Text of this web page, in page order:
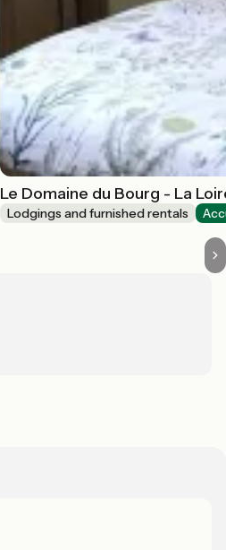
Le Domaine du Bourg - La
Lodgings and furnished rentals